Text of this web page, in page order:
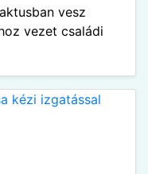
vesz
vezet családi